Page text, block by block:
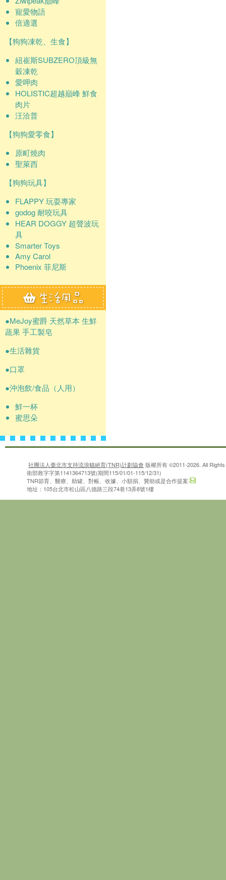
寵愛物語
倍適選
【狗狗凍乾、生食】
紐崔斯SUBZERO頂級無
穀凍乾
愛呷肉
HOLISTIC超越巔峰 鮮食
肉片
汪洽普
【狗狗愛零食】
原町燒肉
聖萊西
【狗狗玩具】
FLAPPY 玩耍專家
godog 耐咬玩具
HEAR DOGGY 超聲波玩
具
Smarter Toys
Amy Carol
Phoenix 菲尼斯
●MeJoy蜜爵 天然草本 生鮮
蔬果 手工製皂
●生活雜貨
●口罩
●沖泡飲/食品（人用）
鮮一杯
蜜思朵
社團法人臺北市支持流浪貓絕育(TNR)計劃協會 版權所有 ©2011-2026. All
衛部救字字第1141364713號(期間115/01/01-115/12/31)
TNR節育、醫療、助罐、對帳、收據、小額捐、贊助或是合作提案
地址：105台北市松山區八德路三段74巷13弄8號1樓